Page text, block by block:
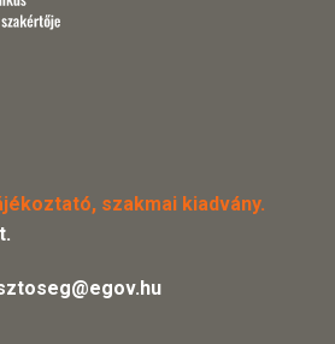
szakmai kiadvány.